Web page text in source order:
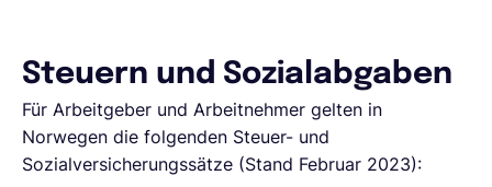
Steuern und Sozialabgaben
Für Arbeitgeber und Arbeitnehmer gelten in
Norwegen die folgenden Steuer- und
Sozialversicherungssätze (Stand Februar 2023):